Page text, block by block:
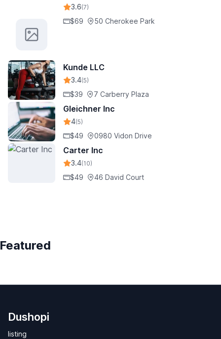
3.6(7)
$69 50 Cherokee Park
Kunde LLC
3.4(5)
$39 7 Carberry Plaza
Gleichner Inc
4(5)
$49 0980 Vidon Drive
Carter Inc
3.4(10)
$49 46 David Court
Featured
Dushopi
listing